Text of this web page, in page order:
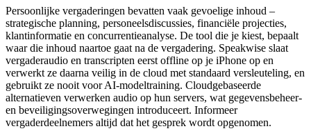
Persoonlijke vergaderingen bevatten vaak gevoelige inhoud –
strategische planning, personeelsdiscussies, financiële projecties,
klantinformatie en concurrentieanalyse. De tool die je kiest, bepaalt
waar die inhoud naartoe gaat na de vergadering. Speakwise slaat
vergaderaudio en transcripten eerst offline op je iPhone op en
verwerkt ze daarna veilig in de cloud met standaard versleuteling, en
gebruikt ze nooit voor AI-modeltraining. Cloudgebaseerde
alternatieven verwerken audio op hun servers, wat gegevensbeheer-
en beveiligingsoverwegingen introduceert. Informeer
vergaderdeelnemers altijd dat het gesprek wordt opgenomen.